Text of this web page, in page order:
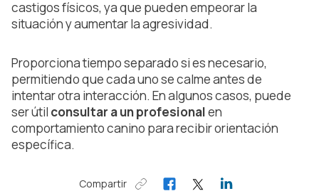
castigos físicos, ya que pueden empeorar la
situación y aumentar la agresividad.
Proporciona tiempo separado si es necesario,
permitiendo que cada uno se calme antes de
intentar otra interacción. En algunos casos, puede
ser útil consultar a un profesionalen
comportamiento canino para recibir orientación
específica.
Compartir